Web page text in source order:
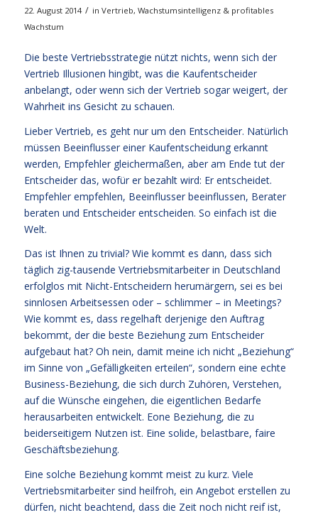
22. August 2014 / in Vertrieb, Wachstumsintelligenz & profitables
Wachstum
Die beste Vertriebsstrategie nützt nichts, wenn sich der
Vertrieb Illusionen hingibt, was die Kaufentscheider
anbelangt, oder wenn sich der Vertrieb sogar weigert, der
Wahrheit ins Gesicht zu schauen.
Lieber Vertrieb, es geht nur um den Entscheider. Natürlich
müssen Beeinflusser einer Kaufentscheidung erkannt
werden, Empfehler gleichermaßen, aber am Ende tut der
Entscheider das, wofür er bezahlt wird: Er entscheidet.
Empfehler empfehlen, Beeinflusser beeinflussen, Berater
beraten und Entscheider entscheiden. So einfach ist die
Welt.
Das ist Ihnen zu trivial? Wie kommt es dann, dass sich
täglich zig-tausende Vertriebsmitarbeiter in Deutschland
erfolglos mit Nicht-Entscheidern herumärgern, sei es bei
sinnlosen Arbeitsessen oder – schlimmer – in Meetings?
Wie kommt es, dass regelhaft derjenige den Auftrag
bekommt, der die beste Beziehung zum Entscheider
aufgebaut hat? Oh nein, damit meine ich nicht „Beziehung“
im Sinne von „Gefälligkeiten erteilen“, sondern eine echte
Business-Beziehung, die sich durch Zuhören, Verstehen,
auf die Wünsche eingehen, die eigentlichen Bedarfe
herausarbeiten entwickelt. Eone Beziehung, die zu
beiderseitigem Nutzen ist. Eine solide, belastbare, faire
Geschäftsbeziehung.
Eine solche Beziehung kommt meist zu kurz. Viele
Vertriebsmitarbeiter sind heilfroh, ein Angebot erstellen zu
dürfen, nicht beachtend, dass die Zeit noch nicht reif ist,